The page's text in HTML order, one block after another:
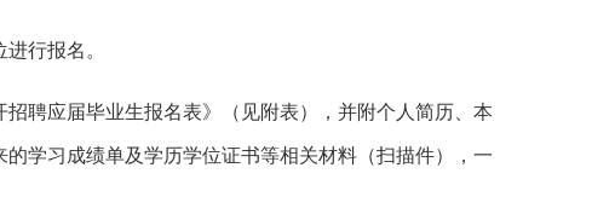
行报名。
招聘应届毕业生报名表》（见附表），并附个人简历、本
学习成绩单及学历学位证书等相关材料（扫描件），一